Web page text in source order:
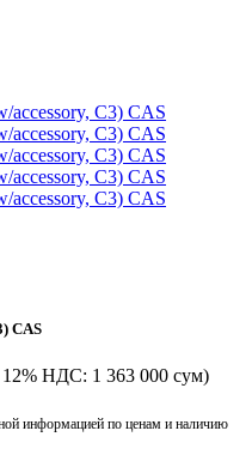
CAS
12% НДС: 1 363 000 сум)
информацией по ценам и наличию